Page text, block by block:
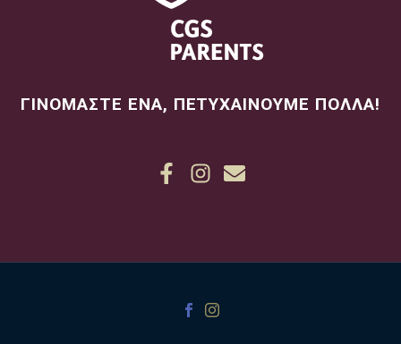
ΓΙΝΟΜΑΣΤΕ ΕΝΑ, ΠΕΤΥΧΑΙΝΟΥΜΕ ΠΟΛΛΑ!